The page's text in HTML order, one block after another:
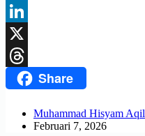
Facebook
LinkedIn
X
ThreadsShare
Muhammad Hisyam Aqil
Februari 7, 2026